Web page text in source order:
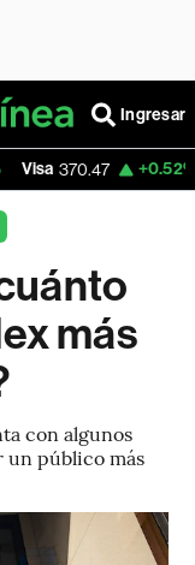
Ingresar
+0.52%
más
con algunos
un público más